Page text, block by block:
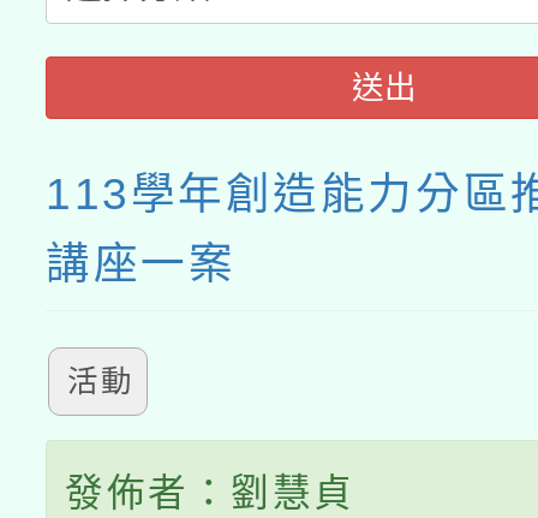
送出
113學年創造能力分區
講座一案
活動
發佈者：劉慧貞